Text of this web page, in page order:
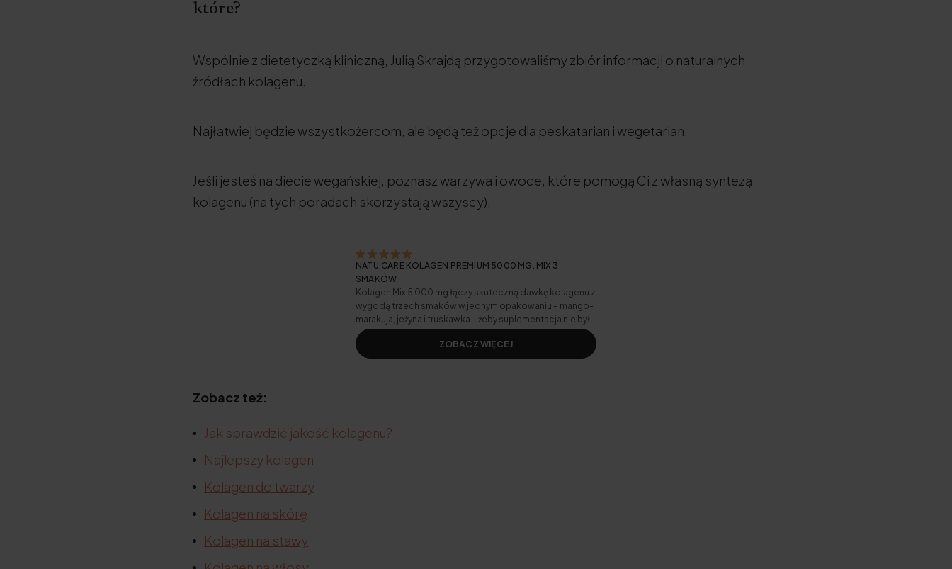
które?
Wspólnie z dietetyczką kliniczną, Julią Skrajdą przygotowaliśmy zbiór informacji o naturalnych
źródłach kolagenu.
Najłatwiej będzie wszystkożercom, ale będą też opcje dla peskatarian i wegetarian.
Jeśli jesteś na diecie wegańskiej, poznasz warzywa i owoce, które pomogą Ci z własną syntezą
kolagenu (na tych poradach skorzystają wszyscy).
NATU.CARE KOLAGEN PREMIUM 5000 MG, MIX 3
SMAKÓW
Kolagen Mix 5 000 mg łączy skuteczną dawkę kolagenu z
wygodą trzech smaków w jednym opakowaniu – mango-
marakuja, jeżyna i truskawka – żeby suplementacja nie była
monotonna.
ZOBACZ WIĘCEJ
Zobacz też:
Jak sprawdzić jakość kolagenu?
Najlepszy kolagen
Kolagen do twarzy
Kolagen na skórę
Kolagen na stawy